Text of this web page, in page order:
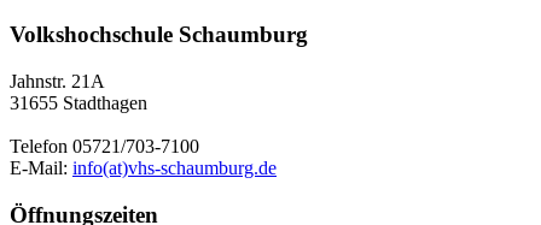
Volkshochschule Schaumburg
Jahnstr. 21A
31655 Stadthagen
Telefon 05721/703-7100
E-Mail: info(at)vhs-schaumburg.de
Öffnungszeiten